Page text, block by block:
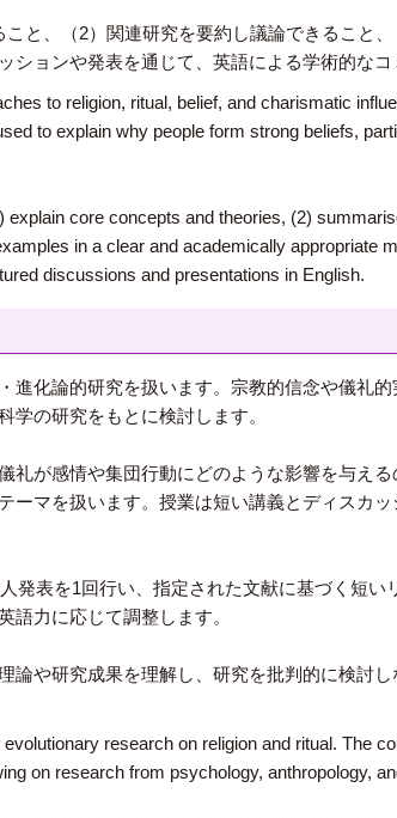
と、（2）関連研究を要約し議論できること
ションや発表を通じて、英語による学術的なコ
to religion, ritual, belief, and charismatic
to explain why people form strong beliefs,
explain core concepts and theories, (2)
in a clear and academically appropriate
discussions and presentations in English.
進化論的研究を扱います。宗教的信念や儀礼
学の研究をもとに検討します。
礼が感情や集団行動にどのような影響を与え
ーマを扱います。授業は短い講義とディスカ
発表を1回行い、指定された文献に基づく短
語力に応じて調整します。
論や研究成果を理解し、研究を批判的に検討
research on religion and ritual. The
on research from psychology, anthropology,